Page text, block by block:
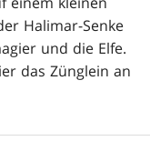
Halimar-Senke
und die Elfe.
das Zünglein an